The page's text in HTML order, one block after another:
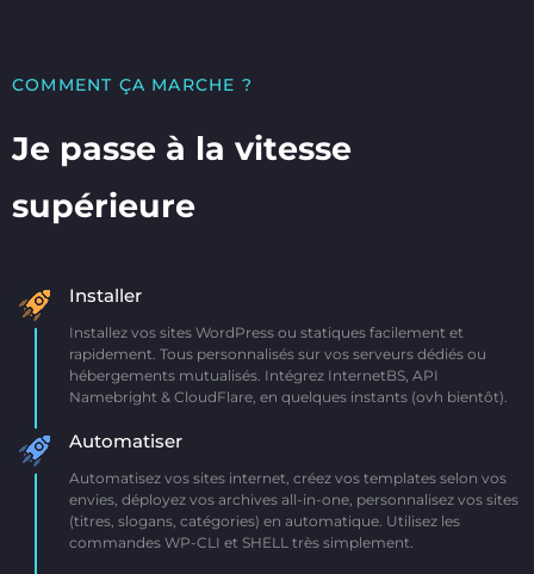
COMMENT ÇA MARCHE ?
Je passe à la vitesse
supérieure
Installer
Installez vos sites WordPress ou statiques facilement et
rapidement. Tous personnalisés sur vos serveurs dédiés ou
hébergements mutualisés. Intégrez InternetBS, API
Namebright & CloudFlare, en quelques instants (ovh bientôt).
Automatiser
Automatisez vos sites internet, créez vos templates selon vos
envies, déployez vos archives all-in-one, personnalisez vos sites
(titres, slogans, catégories) en automatique. Utilisez les
commandes WP-CLI et SHELL très simplement.